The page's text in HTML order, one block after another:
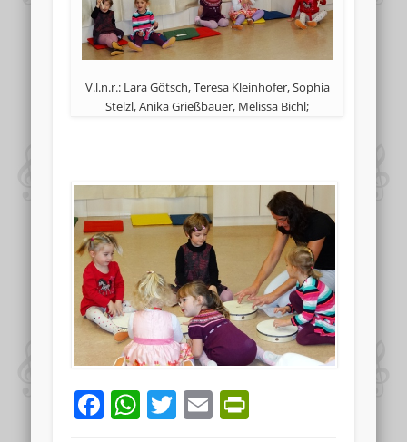
V.l.n.r.: Lara Götsch, Teresa Kleinhofer, Sophia
Stelzl, Anika Grießbauer, Melissa Bichl;
Facebook
WhatsApp
Twitter
Email